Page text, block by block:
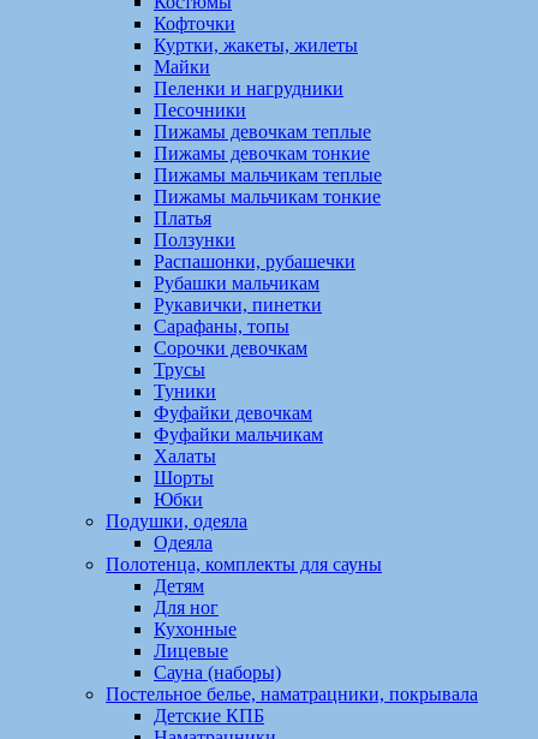
Кофточки
Куртки, жакеты, жилеты
Майки
Пеленки и нагрудники
Песочники
Пижамы девочкам теплые
Пижамы девочкам тонкие
Пижамы мальчикам теплые
Пижамы мальчикам тонкие
Платья
Ползунки
Распашонки, рубашечки
Рубашки мальчикам
Рукавички, пинетки
Сарафаны, топы
Сорочки девочкам
Трусы
Туники
Фуфайки девочкам
Фуфайки мальчикам
Халаты
Шорты
Юбки
Подушки, одеяла
Одеяла
Полотенца, комплекты для сауны
Детям
Для ног
Кухонные
Лицевые
Сауна (наборы)
Постельное белье, наматрацники, покрывала
Детские КПБ